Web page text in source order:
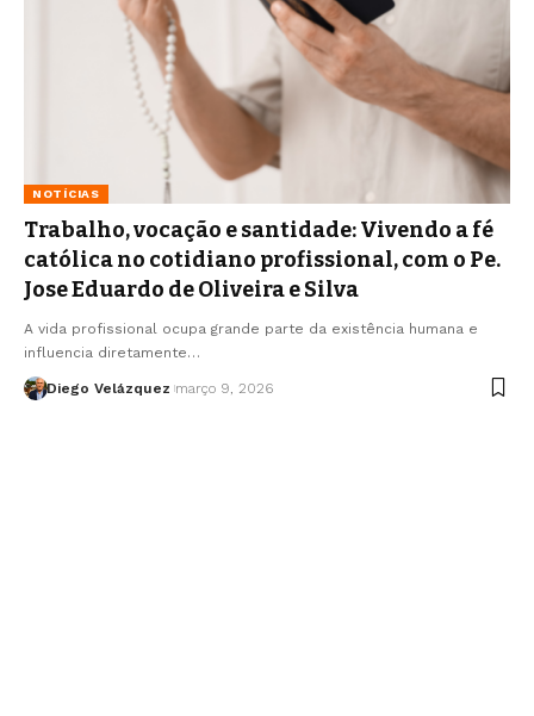
NOTÍCIAS
Trabalho, vocação e santidade: Vivendo a fé
católica no cotidiano profissional, com o Pe.
Jose Eduardo de Oliveira e Silva
A vida profissional ocupa grande parte da existência humana e
influencia diretamente…
Diego Velázquez março 9, 2026